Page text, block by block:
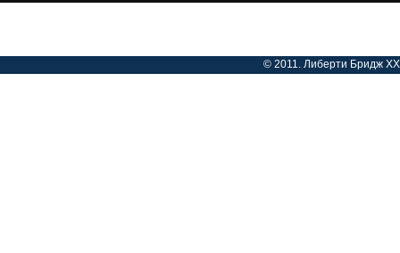
© 2011. Либерти Бридж